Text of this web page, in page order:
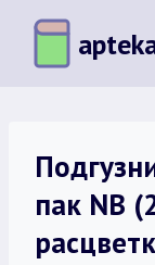
Перейти
содержимому
пак NB